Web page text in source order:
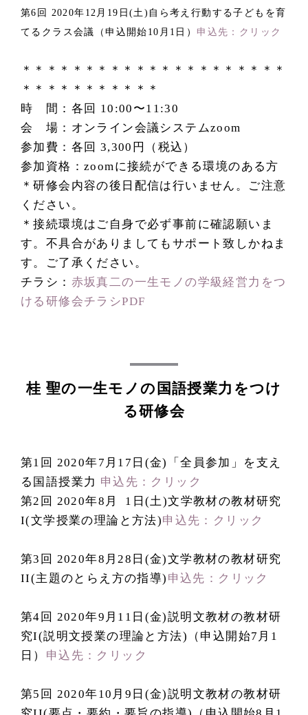
第6回 2020年12月19日(土)自ら考え行動する子どもを育
てるクラス会議（申込開始10月1日） 申込先：クリック
＊＊＊＊＊＊＊＊＊＊＊＊＊＊＊＊＊＊＊＊＊
＊＊＊＊＊＊＊＊＊＊＊
時 間：各回 10:00〜11:30
会 場：オンライン会議システムzoom
参加費：各回 3,300円（税込）
参加資格：zoomに接続ができる環境のある方
＊研修会内容の後日配信は行いません。ご注意
ください。
＊接続環境はご自身で必ず事前に確認願いま
す。不具合がありましてもサポート致しかねま
す。ご了承ください。
チラシ： 赤坂真二の一生モノの学級経営力をつ
ける研修会チラシPDF
桂 聖の一生モノの国語授業力をつけ
る研修会
第1回 2020年7月17日(金)「全員参加」を支え
る国語授業力 申込先：クリック
第2回 2020年8月 1日(土)文学教材の教材研究
I(文学授業の理論と方法)申込先：クリック
第3回 2020年8月28日(金)文学教材の教材研究
II(主題のとらえ方の指導) 申込先：クリック
第4回 2020年9月11日(金)説明文教材の教材研
究I(説明文授業の理論と方法)（申込開始7月1
日） 申込先：クリック
第5回 2020年10月9日(金)説明文教材の教材研